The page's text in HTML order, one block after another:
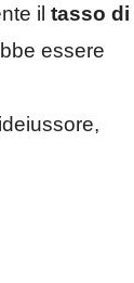
il tasso di
essere